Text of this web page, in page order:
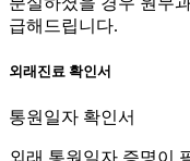
급해드립니다.
외래진료 확인서
통원일자 확인서
외래 통원일자 증명이